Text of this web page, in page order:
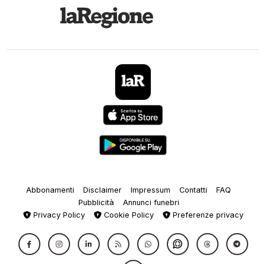
Abbonamenti Disclaimer Impressum Contatti
FAQ
Pubblicità
Annunci funebri
Privacy Policy
Cookie Policy Preferenze privacy